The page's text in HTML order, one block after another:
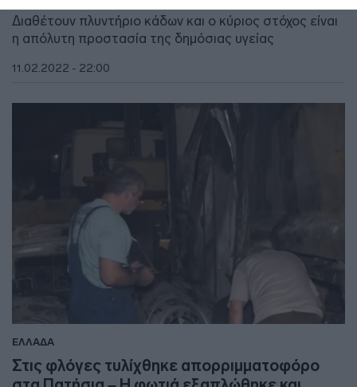
Διαθέτουν πλυντήριο κάδων και ο κύριος στόχος είναι
η απόλυτη προστασία της δημόσιας υγείας
11.02.2022 - 22:00
ΕΛΛΑΔΑ
Στις φλόγες τυλίχθηκε απορριμματοφόρο